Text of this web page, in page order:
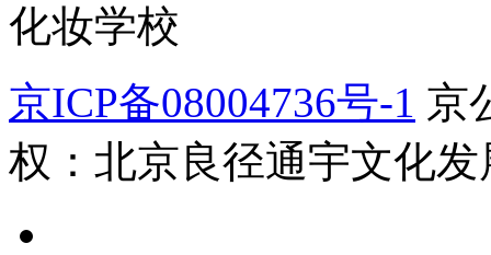
化妆学校
京ICP备08004736号-1 京
权：北京良径通宇文化发